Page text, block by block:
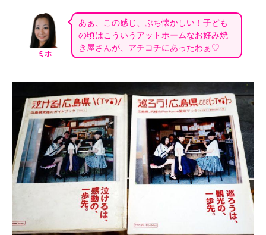
ミホ
あぁ、この感じ、ぶち懐かしい！子ども
の頃はこういうアットホームなお好み焼
き屋さんが、アチコチにあったわぁ♡